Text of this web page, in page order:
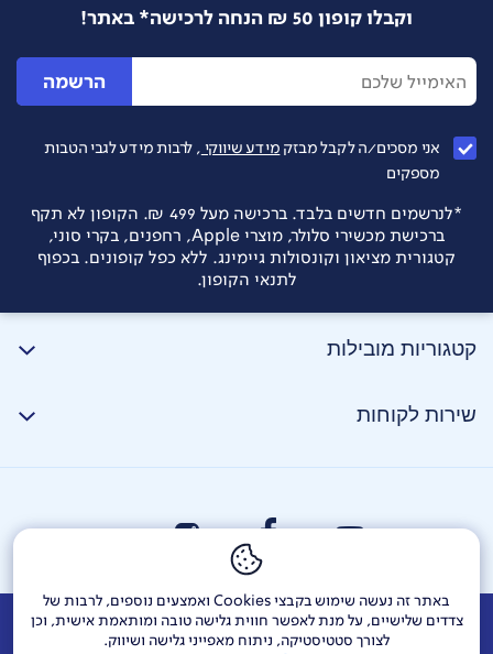
באתר זה נעשה שימוש בקבצי Cookies ואמצעים נוספים, לרבות של
צדדים שלישיים, על מנת לאפשר חווית גלישה טובה ומותאמת אישית, וכן
לצורך סטטיסטיקה, ניתוח מאפייני גלישה ושיווק.
וקבלו קופון 50 ₪ הנחה לרכישה* באתר!
הרשמה
אני מסכים/ה לקבל מבזק מידע שיווקי , לרבות מידע לגבי הטבות
מספקים
*לנרשמים חדשים בלבד. ברכישה מעל 499 ₪. הקופון לא תקף
ברכישת מכשירי סלולר, מוצרי Apple, רחפנים, בקרי סוני,
קטגורית מציאון וקונסולות גיימינג. ללא כפל קופונים. בכפוף
לתנאי הקופון.
קטגוריות מובילות
שירות לקוחות
אודות דרושים צור קשר Investor Relations הודעות חברה